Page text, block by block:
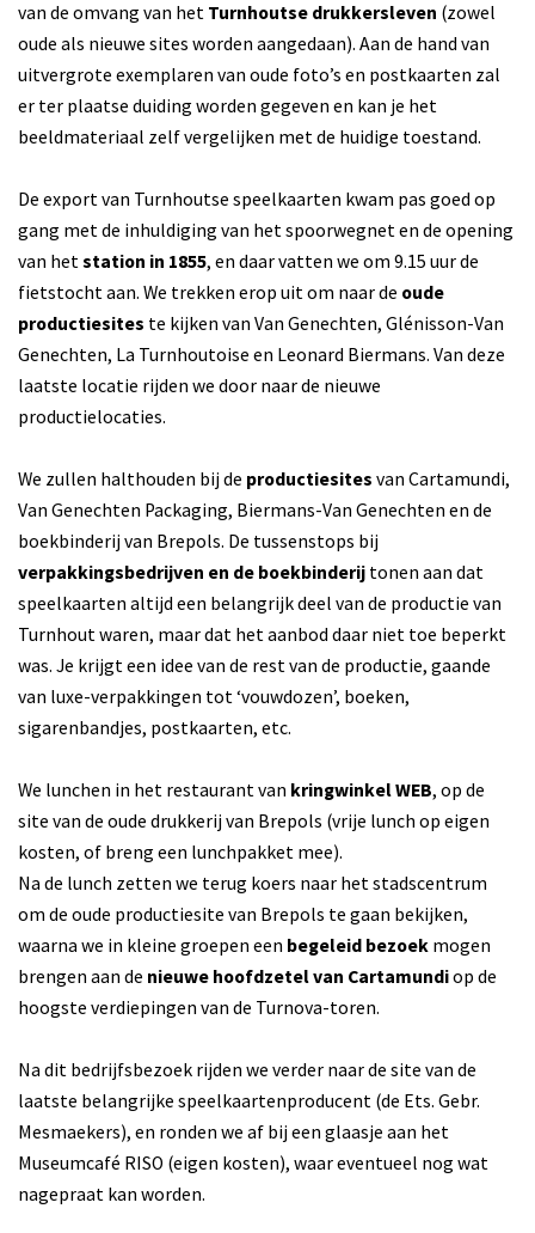
van de omvang van het Turnhoutse drukkersleven (zowel
oude als nieuwe sites worden aangedaan). Aan de hand van
uitvergrote exemplaren van oude foto’s en postkaarten zal
er ter plaatse duiding worden gegeven en kan je het
beeldmateriaal zelf vergelijken met de huidige toestand.
De export van Turnhoutse speelkaarten kwam pas goed op
gang met de inhuldiging van het spoorwegnet en de opening
van hetstation in 1855, en daar vatten we om 9.15 uur de
fietstocht aan. We trekken erop uit om naar de oude
productiesites te kijken van Van Genechten, Glénisson-Van
Genechten, La Turnhoutoise en Leonard Biermans. Van deze
laatste locatie rijden we door naar de nieuwe
productielocaties.
We zullen halthouden bij de productiesites van Cartamundi,
Van Genechten Packaging, Biermans-Van Genechten en de
boekbinderij van Brepols. De tussenstops bij
verpakkingsbedrijven en de boekbinderij tonen aan dat
speelkaarten altijd een belangrijk deel van de productie van
Turnhout waren, maar dat het aanbod daar niet toe beperkt
was. Je krijgt een idee van de rest van de productie, gaande
van luxe-verpakkingen tot ‘vouwdozen’, boeken,
sigarenbandjes, postkaarten, etc.
We lunchen in het restaurant van kringwinkel WEB, op de
site van de oude drukkerij van Brepols (vrije lunch op eigen
kosten, of breng een lunchpakket mee).
Na de lunch zetten we terug koers naar het stadscentrum
om de oude productiesite van Brepols te gaan bekijken,
waarna we in kleine groepen een begeleid bezoek mogen
brengen aan de nieuwe hoofdzetel van Cartamundiop de
hoogste verdiepingen van de Turnova-toren.
Na dit bedrijfsbezoek rijden we verder naar de site van de
laatste belangrijke speelkaartenproducent (de Ets. Gebr.
Mesmaekers), en ronden we af bij een glaasje aan het
Museumcafé RISO (eigen kosten), waar eventueel nog wat
nagepraat kan worden.